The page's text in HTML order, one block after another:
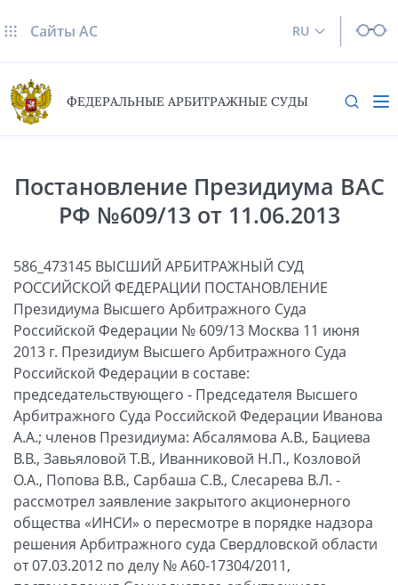
RU
Сайты AC
ФЕДЕРАЛЬНЫЕ АРБИТРАЖНЫЕ СУДЫ
Постановление Президиума ВАС
РФ №609/13 от 11.06.2013
586_473145 ВЫСШИЙ АРБИТРАЖНЫЙ СУД
РОССИЙСКОЙ ФЕДЕРАЦИИ ПОСТАНОВЛЕНИЕ
Президиума Высшего Арбитражного Суда
Российской Федерации № 609/13 Москва 11 июня
2013 г. Президиум Высшего Арбитражного Суда
Российской Федерации в составе:
председательствующего - Председателя Высшего
Арбитражного Суда Российской Федерации Иванова
А.А.; членов Президиума: Абсалямова А.В., Бациева
В.В., Завьяловой Т.В., Иванниковой Н.П., Козловой
О.А., Попова В.В., Сарбаша С.В., Слесарева В.Л. -
рассмотрел заявление закрытого акционерного
общества «ИНСИ» о пересмотре в порядке надзора
решения Арбитражного суда Свердловской области
от 07.03.2012 по делу № А60-17304/2011,